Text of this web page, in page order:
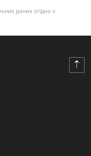
даних згідно з